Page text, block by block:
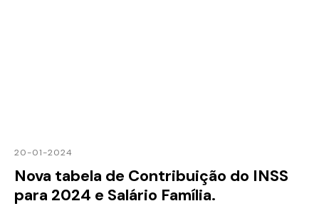
20-01-2024
Nova tabela de Contribuição do INSS
para 2024 e Salário Família.